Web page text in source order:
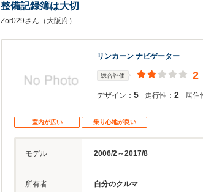
整備記録簿は大切
Zor029さん（大阪府）
リンカーン ナビゲーター
総合評価 2
デザイン： 5 走行性： 2 居住
室内が広い 乗り心地が良い
モデル 2006/2～2017/8
所有者 自分のクルマ